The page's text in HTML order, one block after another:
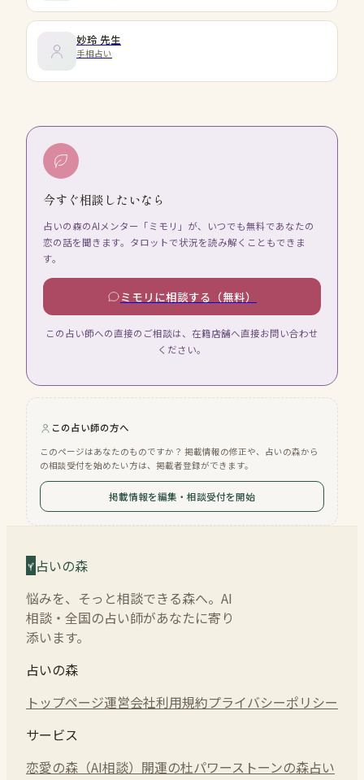
妙玲 先生
手相占い
今すぐ相談したいなら
占いの森のAIメンター「ミモリ」が、いつでも無料であなたの
恋の話を聞きます。タロットで状況を読み解くこともできま
す。
ミモリに相談する（無料）
この占い師への直接のご相談は、在籍店舗へ直接お問い合わせ
ください。
この占い師の方へ
このページはあなたのものですか？ 掲載情報の修正や、占いの森から
の相談受付を始めたい方は、掲載者登録ができます。
掲載情報を編集・相談受付を開始
占いの森
悩みを、そっと相談できる森へ。AI
相談・全国の占い師があなたに寄り
添います。
占いの森
トップページ運営会社利用規約プライバシーポリシー
サービス
恋愛の森（AI相談） 開運の杜パワーストーンの森占い